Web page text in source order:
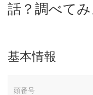
話？調べてみ
基本情報
頭番号